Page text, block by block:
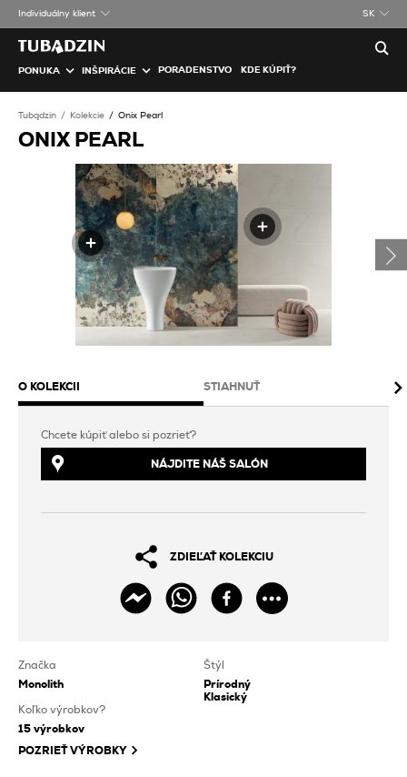
Individuálny klient SK
PONUKA INŠPIRÁCIE PORADENSTVO KDE KÚPIŤ?
Tubądzin Kolekcie Onix Pearl
ONIX PEARL
O KOLEKCII STIAHNUŤ
Chcete kúpiť alebo si pozrieť?
NÁJDITE NÁŠ SALÓN
ZDIEĽAŤ KOLEKCIU
Značka
Monolith
Štýl
Prírodný
Klasický
Koľko výrobkov?
15 výrobkov
POZRIEŤ VÝROBKY